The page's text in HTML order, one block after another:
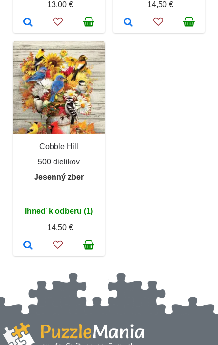
13,00 €
14,50 €
Cobble Hill
500 dielikov
Jesenný zber
Ihneď k odberu (1)
14,50 €